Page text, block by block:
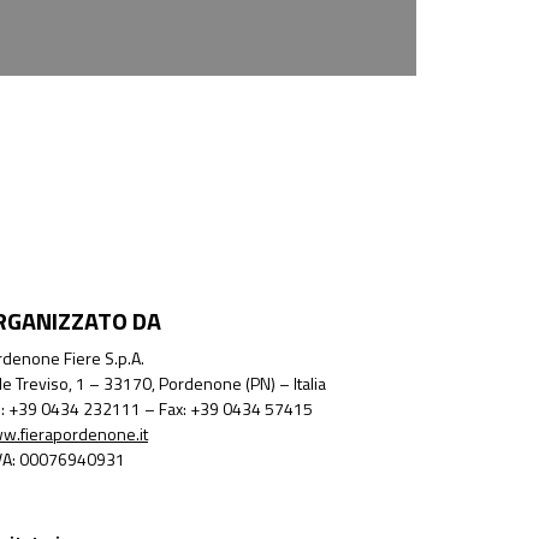
DA
Fiere S.p.A.
Treviso, 1 – 33170, Pordenone (PN) – Italia
+39 0434 232111 – Fax: +39 0434 57415
00076940931